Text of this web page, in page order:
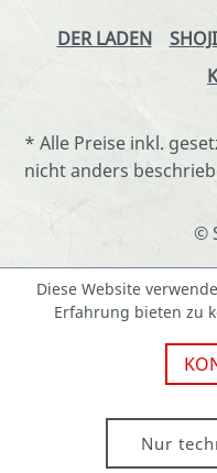
DER LADEN
* Alle Preise inkl.
nicht anders
©
Diese Website
Erfahrung bieten zu
Nur